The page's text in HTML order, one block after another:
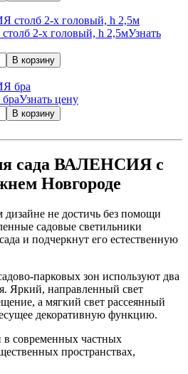
2-х головый, h 2,5мУзнать
Узнать цену
сада ВАЛЕНСИЯ с
Новгороде
не достичь без помощи
садовые светильники
и подчеркнут его естественную
парковых зон используют два
Яркий, направленный свет
а мягкий свет рассеянный
декоративную функцию.
в современных частных
пространствах,